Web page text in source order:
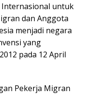
Internasional untuk
dan Anggota
menjadi negara
yang
pada 12 April
Pekerja Migran